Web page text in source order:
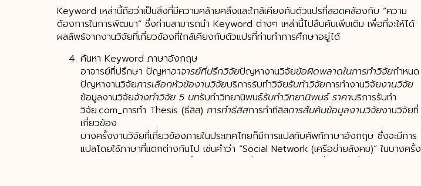
Keyword เหล่านี้ถือว่าเป็นสิ่งที่มีความคล้ายคลึงและใกล้เคียงกับตัวแปรที่สอดคล้องกับ “ความ
ต้องการในการพัฒนา” ซึ่งท่านสามารถนำ Keyword ต่างๆ เหล่านี้ไปสืบค้นเพิ่มเติม เพื่อที่จะให้ได้
ผลลัพธ์จากงานวิจัยที่เกี่ยวข้องที่ใกล้เคียงกับตัวแปรที่ท่านทำการศึกษาอยู่ได้
ค้นหา Keyword ภาษาอังกฤษ
อาจารย์ที่ปรึกษา ปัญหาอาจารย์ที่ปรึกวิจัยปัญหางานวิจัยข้อผิดพลาดในการทำวิจัยกำหนด
ปัญหางานวิจัยการเลือกหัวข้องานวิจัยบริการรับทำวิจัยรับทำวิจัยการทำงานวิจัยงานวิจัย
ข้อมูลงานวิจัยจ้างทำวิจัย 5 บทรับทำวิทยานิพนธ์รับทำวิทยานิพนธ์ ราคาบริการรับทำ
วิจัย.com_การทำ Thesis (ธีสิส) การทำธีสิสการทำทีสิสการสืบค้นข้อมูลงานวิจัยงานวิจัยที่
เกี่ยวข้อง
บางครั้งงานวิจัยที่เกี่ยวข้องภายในประเทศไทยก็มีการแปลทับศัพท์ภาษาอังกฤษ ซึ่งจะมีการ
แปลโดยใช้ภาษาที่แตกต่างกันไป เช่นคำว่า “Social Network (เครือข่ายสังคม)” ในบางครั้ง